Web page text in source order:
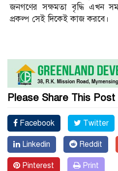
জনগণের সক্ষমতা বৃদ্ধি এখন
প্রকল্প সেই দিকেই কাজ করবে।
Please Share This
Facebook Twitter
Linkedin Reddit
Pinterest Print